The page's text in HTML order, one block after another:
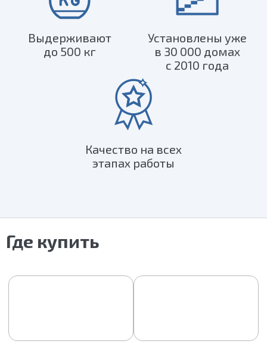
Выдерживают
до 500 кг
Установлены уже
в 30 000 домах
с 2010 года
Качество на всех
этапах работы
Где купить